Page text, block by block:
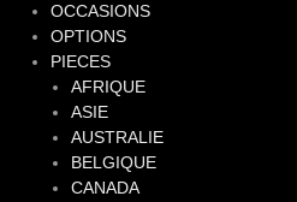
OCCASIONS
OPTIONS
PIECES
AFRIQUE
ASIE
AUSTRALIE
BELGIQUE
CANADA